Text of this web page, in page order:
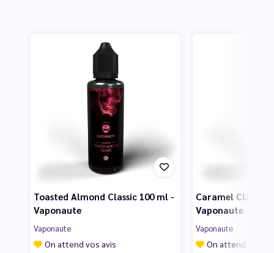
Toasted Almond Classic 100 ml -
Vaponaute
Vaponaute
On attend vos avis
Caramel Classic
Vaponaute
Vaponaute
On attend vos